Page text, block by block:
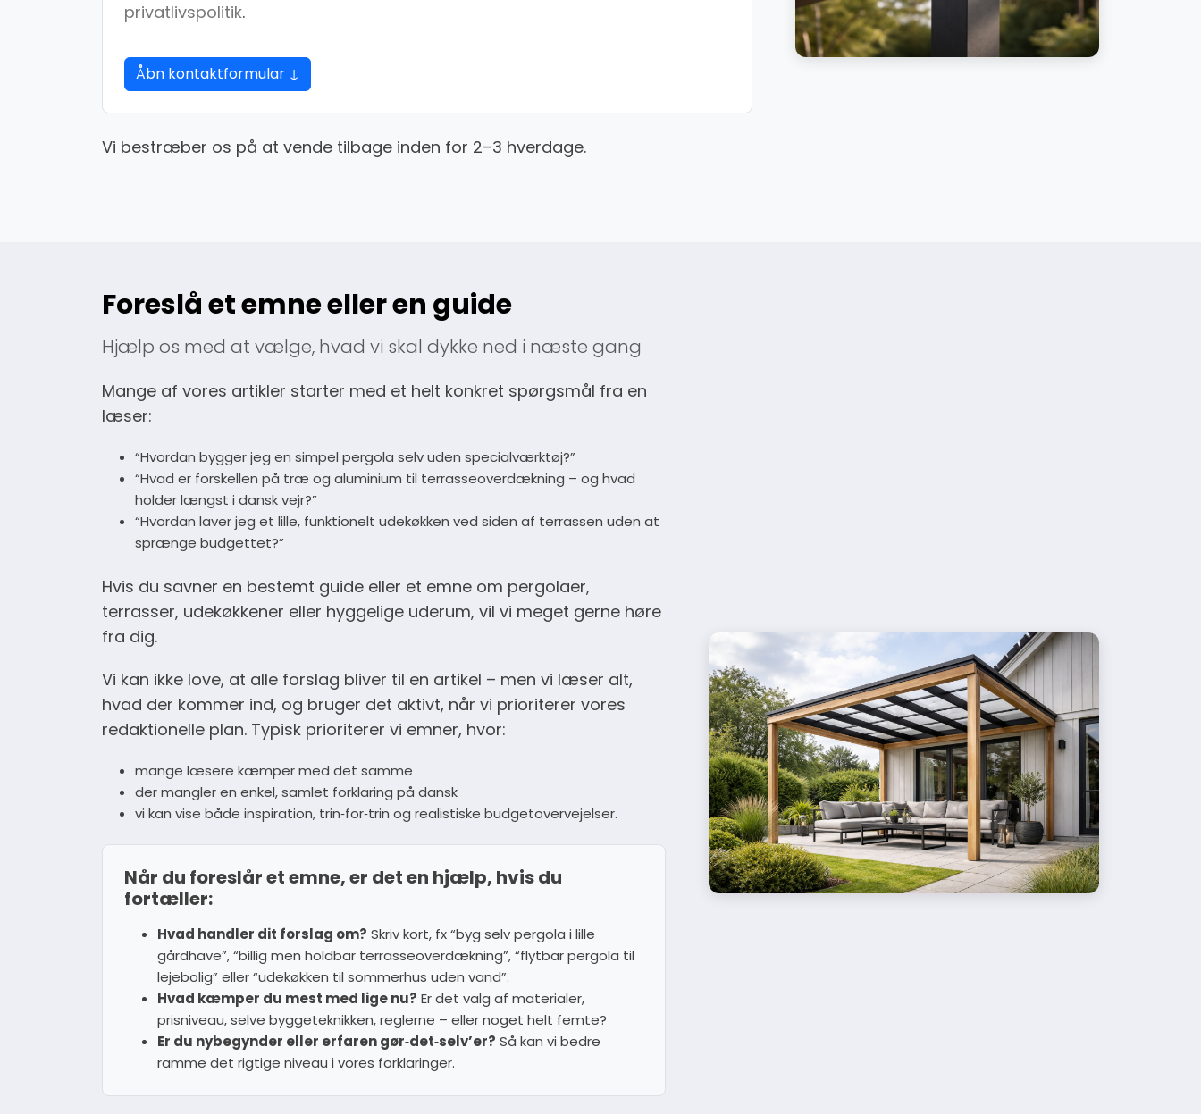
privatlivspolitik.
Åbn kontaktformular ↓
Vi bestræber os på at vende tilbage inden for 2–3 hverdage.
Foreslå et emne eller en guide
Hjælp os med at vælge, hvad vi skal dykke ned i næste gang
Mange af vores artikler starter med et helt konkret spørgsmål fra en
læser:
“Hvordan bygger jeg en simpel pergola selv uden specialværktøj?”
“Hvad er forskellen på træ og aluminium til terrasseoverdækning – og hvad
holder længst i dansk vejr?”
“Hvordan laver jeg et lille, funktionelt udekøkken ved siden af terrassen uden at
sprænge budgettet?”
Hvis du savner en bestemt guide eller et emne om pergolaer,
terrasser, udekøkkener eller hyggelige uderum, vil vi meget gerne høre
fra dig.
Vi kan ikke love, at alle forslag bliver til en artikel – men vi læser alt,
hvad der kommer ind, og bruger det aktivt, når vi prioriterer vores
redaktionelle plan. Typisk prioriterer vi emner, hvor:
mange læsere kæmper med det samme
der mangler en enkel, samlet forklaring på dansk
vi kan vise både inspiration, trin‑for‑trin og realistiske budgetovervejelser.
Når du foreslår et emne, er det en hjælp, hvis du
fortæller:
Hvad handler dit forslag om? Skriv kort, fx “byg selv pergola i lille
gårdhave”, “billig men holdbar terrasseoverdækning”, “flytbar pergola til
lejebolig” eller “udekøkken til sommerhus uden vand”.
Hvad kæmper du mest med lige nu? Er det valg af materialer,
prisniveau, selve byggeteknikken, reglerne – eller noget helt femte?
Er du nybegynder eller erfaren gør‑det‑selv’er? Så kan vi bedre
ramme det rigtige niveau i vores forklaringer.